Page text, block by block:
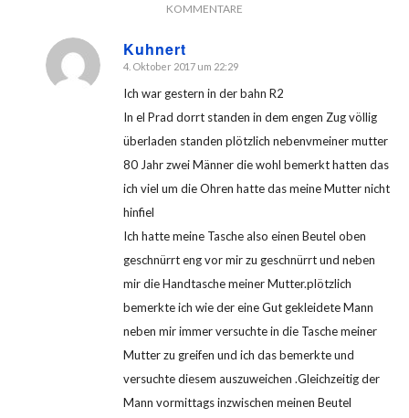
KOMMENTARE
Kuhnert
sagte:
4. Oktober 2017 um 22:29
Ich war gestern in der bahn R2
In el Prad dorrt standen in dem engen Zug völlig
überladen standen plötzlich nebenvmeiner mutter
80 Jahr zwei Männer die wohl bemerkt hatten das
ich viel um die Ohren hatte das meine Mutter nicht
hinfiel
Ich hatte meine Tasche also einen Beutel oben
geschnürrt eng vor mir zu geschnürrt und neben
mir die Handtasche meiner Mutter.plötzlich
bemerkte ich wie der eine Gut gekleidete Mann
neben mir immer versuchte in die Tasche meiner
Mutter zu greifen und ich das bemerkte und
versuchte diesem auszuweichen .Gleichzeitig der
Mann vormittags inzwischen meinen Beutel